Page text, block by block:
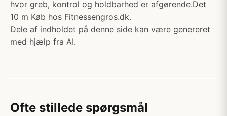
hvor greb, kontrol og holdbarhed er afgørende.Det
10 m Køb hos Fitnessengros.dk.
Dele af indholdet på denne side kan være genereret
med hjælp fra AI.
Ofte stillede spørgsmål